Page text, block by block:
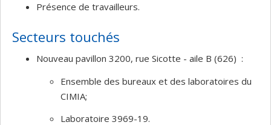
Présence de travailleurs.
Secteurs touchés
Nouveau pavillon 3200, rue Sicotte - aile B (626) :
Ensemble des bureaux et des laboratoires du
CIMIA;
Laboratoire 3969-19.